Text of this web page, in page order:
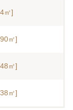
㎡]
㎡]
㎡]
㎡]